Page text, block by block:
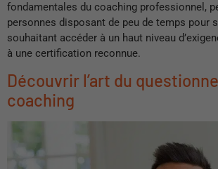
fondamentales du coaching professionnel,
personnes disposant de peu de temps pour
souhaitant accéder à un haut niveau
à une certification reconnue.
Découvrir l’art du
coaching